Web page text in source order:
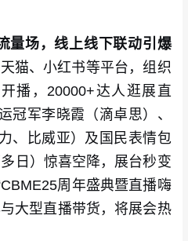
量场，线上线下联动引爆
猫、小红书等平台，组织
播，20000+达人逛展直
冠军李晓霞（滴卓思）、
、比威亚）及国民表情包
日）惊喜空降，展台秒变
周年盛典暨直播嗨
大型直播带货，将展会热